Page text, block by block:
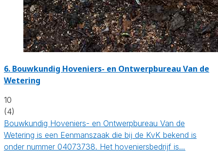
6. Bouwkundig Hoveniers- en Ontwerpbureau Van de
Wetering
10
(4)
Bouwkundig Hoveniers- en Ontwerpbureau Van de
Wetering is een Eenmanszaak die bij de KvK bekend is
onder nummer 04073738. Het hoveniersbedrijf is…